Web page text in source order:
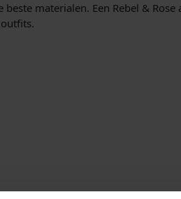
materialen. Een Rebel &